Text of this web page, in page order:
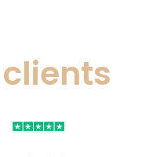
clients